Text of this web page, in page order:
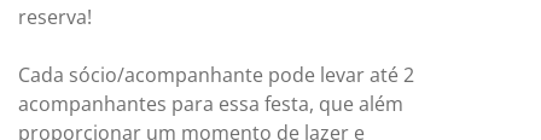
reserva!
Cada sócio/acompanhante pode levar até 2
acompanhantes para essa festa, que além
proporcionar um momento de lazer e